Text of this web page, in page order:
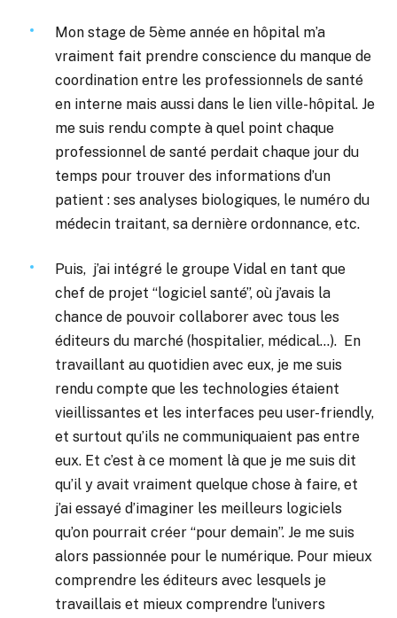
Mon stage de 5ème année en hôpital m’a
vraiment fait prendre conscience du manque de
coordination entre les professionnels de santé
en interne mais aussi dans le lien ville-hôpital. Je
me suis rendu compte à quel point chaque
professionnel de santé perdait chaque jour du
temps pour trouver des informations d’un
patient : ses analyses biologiques, le numéro du
médecin traitant, sa dernière ordonnance, etc.
Puis, j’ai intégré le groupe Vidal en tant que
chef de projet “logiciel santé”, où j’avais la
chance de pouvoir collaborer avec tous les
éditeurs du marché (hospitalier, médical…). En
travaillant au quotidien avec eux, je me suis
rendu compte que les technologies étaient
vieillissantes et les interfaces peu user-friendly,
et surtout qu’ils ne communiquaient pas entre
eux. Et c’est à ce moment là que je me suis dit
qu’il y avait vraiment quelque chose à faire, et
j’ai essayé d’imaginer les meilleurs logiciels
qu’on pourrait créer “pour demain”. Je me suis
alors passionnée pour le numérique. Pour mieux
comprendre les éditeurs avec lesquels je
travaillais et mieux comprendre l’univers